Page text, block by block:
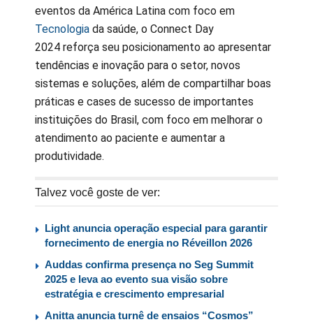
eventos da América Latina com foco em
Tecnologia da saúde, o Connect Day
2024 reforça seu posicionamento ao apresentar
tendências e inovação para o setor, novos
sistemas e soluções, além de compartilhar boas
práticas e cases de sucesso de importantes
instituições do Brasil, com foco em melhorar o
atendimento ao paciente e aumentar a
produtividade.
Talvez você goste de ver:
Light anuncia operação especial para garantir
fornecimento de energia no Réveillon 2026
Auddas confirma presença no Seg Summit
2025 e leva ao evento sua visão sobre
estratégia e crescimento empresarial
Anitta anuncia turnê de ensaios “Cosmos”